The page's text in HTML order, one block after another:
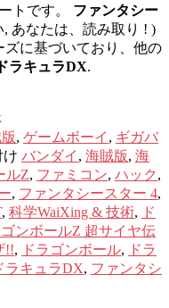
トです。 ファンタシー
あなたは、読み取り ! )
に基づいており、他の
ラキュラDX.
, ゲームボーイ , ギガバ
け バンダイ , 海賊版, 海
ルZ, ファミコン, ハック ,
, ファンタシースター 4,
, 科学WaiXing & 技術, ド
ゴンボールZ 超サイヤ伝
!!, ドラゴンボール, ドラ
ラキュラDX, ファンタシ